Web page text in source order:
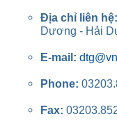
Địa chỉ liên
Dương - Hải
E-mail:
Phone:
Fax: